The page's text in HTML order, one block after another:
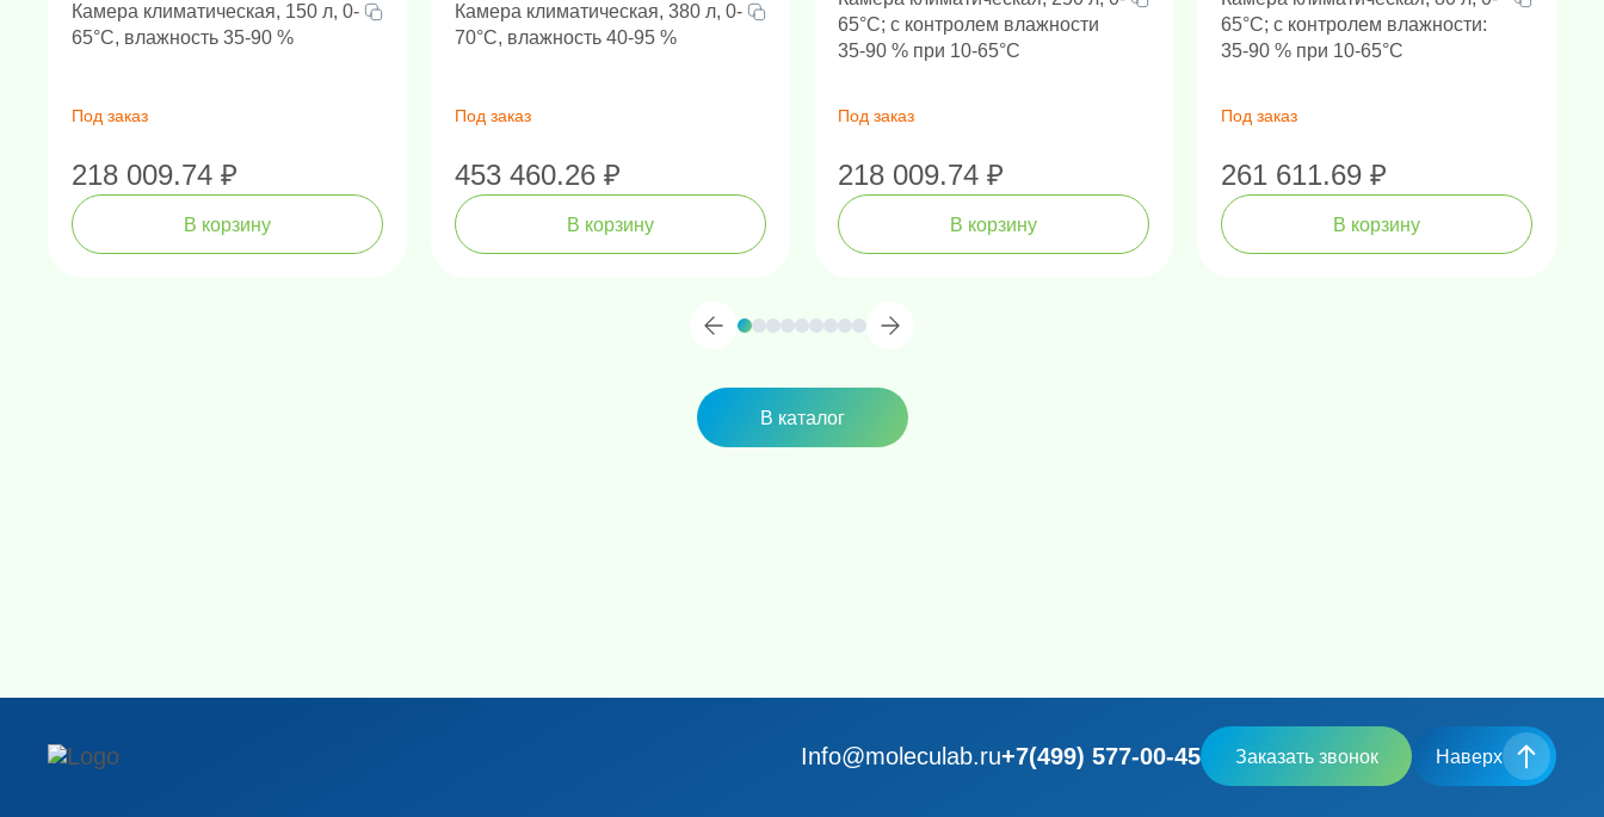
Камера климатическая, 150 л, 0-
65°C, влажность 35-90 %
Под заказ
218 009.74 ₽
В корзину
Камера климатическая, 380 л, 0-
70°C, влажность 40-95 %
Под заказ
453 460.26 ₽
В корзину
65°C; с контролем влажности
35-90 % при 10-65°C
Под заказ
218 009.74 ₽
В корзину
65°C; с контролем влажности:
35-90 % при 10-65°C
Под заказ
261 611.69 ₽
В корзину
В каталог
Info@moleculab.ru+7(499) 577-00-45 Заказать звонок Наверх